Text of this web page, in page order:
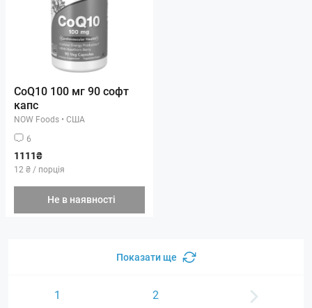
CoQ10 100 мг 90 софт
капс
NOW Foods • США
6
1111₴
12 ₴ / порція
Не в наявності
Показати ще
1 2